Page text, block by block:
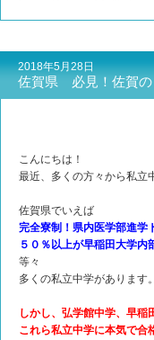
2018年5月28日
佐賀県 必見！佐賀の
こんにちは！
最近、多くの方々から私立
佐賀県でいえば
完全寮制！県内医学部進
５０％以上が早稲田大学
等々
多くの私立中学があります。
しかし、弘学館中学、早稲
これら私立中学に本気で合